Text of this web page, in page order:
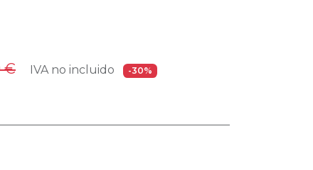
€ IVA no incluido -30%